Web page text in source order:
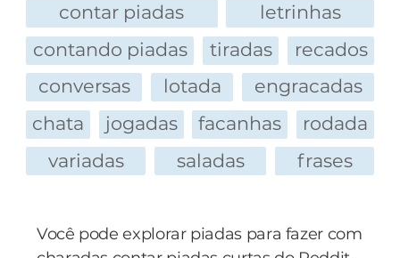
contar piadas
letrinhas
contando piadas
tiradas
recados
conversas
lotada
engracadas
chata
jogadas facanhas
rodada
variadas
saladas frases
Você pode explorar piadas para fazer com